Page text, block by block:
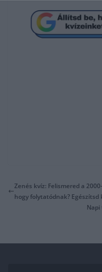
Zenés kvíz: Felismered a
hogy folytatódnak? Egészítsd